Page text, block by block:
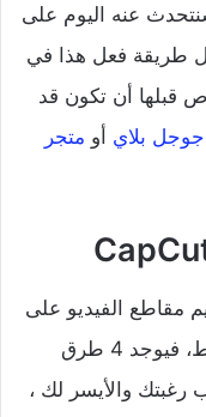
عنه اليوم على
طريقة فعل هذا في
قبلها أن تكون قد
بلاي أو متجر
مقاطع الفيديو على
هذا التطبيق وليست طريقة واحدة فقط، فيوجد 4 طرق
رغبتك والأيسر لك ،